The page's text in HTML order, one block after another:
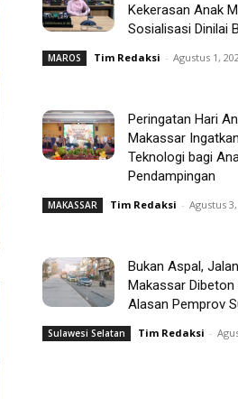
Kekerasan Anak
Sosialisasi Dinilai
MAROS Tim Redaksi - Agustus 1,
Peringatan Hari
Makassar
Teknologi bagi
Pendampingan
MAKASSAR Tim Redaksi - Agustus
Bukan Aspal,
Makassar Dibeton
Alasan Pemprov
Sulawesi Selatan Tim Redaksi -